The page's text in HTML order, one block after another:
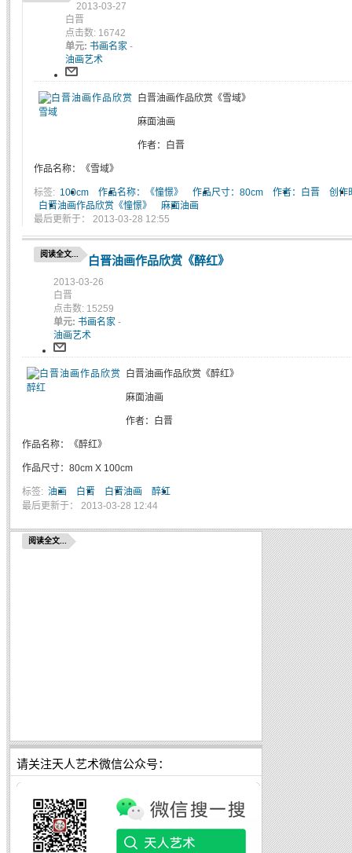
2013-03-27
白晋
点击数: 16742
单元: 书画名家 -
油画艺术
白晋油画作品欣赏《雪域》
麻面油画
作者：白晋
作品名称：《雪域》
标签: 100cm 作品名称：《憧憬》 作品尺寸：80cm 作者：白晋
创作
白晋油画作品欣赏《憧憬》
麻面油画
最后更新于： 2013-03-28 12:55
阅读全文... 白晋油画作品欣赏《醉红》
2013-03-26
白晋
点击数: 15259
单元: 书画名家 -
油画艺术
白晋油画作品欣赏《醉红》
麻面油画
作者：白晋
作品名称：《醉红》
作品尺寸：80cm X 100cm
标签: 油画 白晋 白晋油画
醉红
最后更新于： 2013-03-28 12:44
阅读全文...
请关注天人艺术微信公众号：